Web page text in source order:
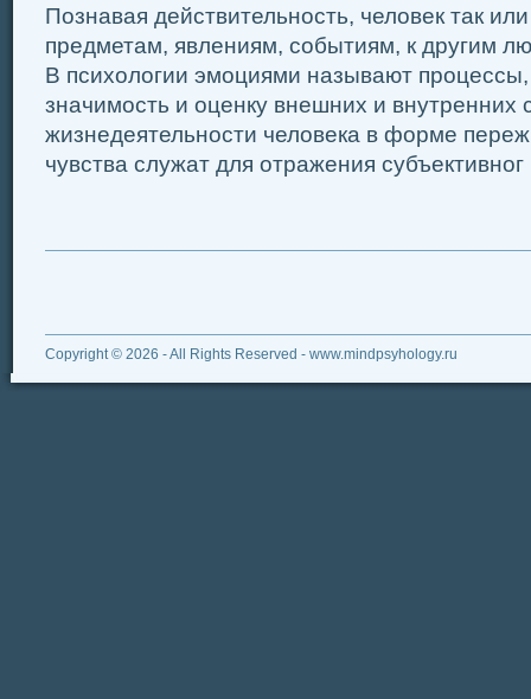
Познавая действительность, человек так
предметам, явлениям, событиям, к другим
В психологии эмоциями называют
значимость и оценку внешних и внутренних
жизнедеятельности человека в форме
чувства служат для отражения субъективног
Copyright © 2026 - All Rights Reserved - www.mindpsyhology.ru